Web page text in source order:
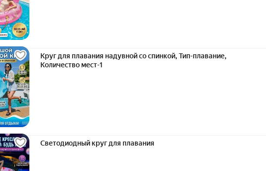
Круг для плавания надувной со спинкой, Тип-плавание,
Количество мест-1
Светодиодный круг для плавания